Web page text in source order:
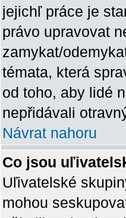
jejichľ práce je
právo upravovat
zamykat/
témata, která
od toho, aby lidé
nepřidávali
Návrat nahoru
Co jsou
Uľivatelské
mohou